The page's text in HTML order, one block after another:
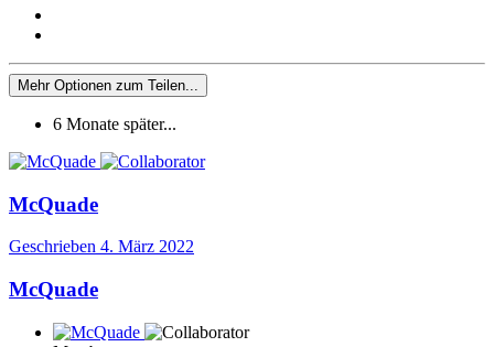
Mehr Optionen zum Teilen...
6 Monate später...
McQuade
Geschrieben 4. März 2022
McQuade